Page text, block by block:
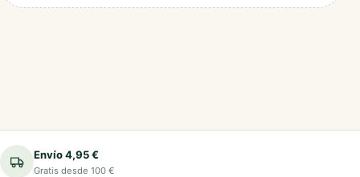
Envío 4,95 €
Gratis desde 100 €